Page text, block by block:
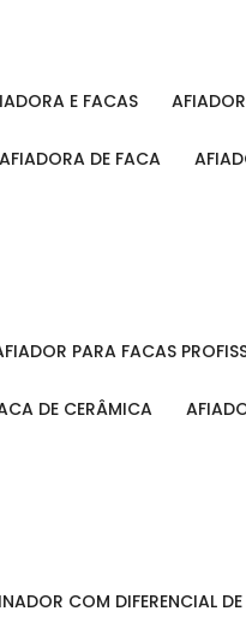
E FACAS
AFIADORA DE FACA
AFIADOR PARA FACAS
DE CERÂMICA
COM DIFERENCIAL